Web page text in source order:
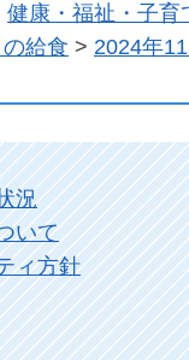
健康・福祉・子育
給食 > 2024年11
況
いて
ィ方針